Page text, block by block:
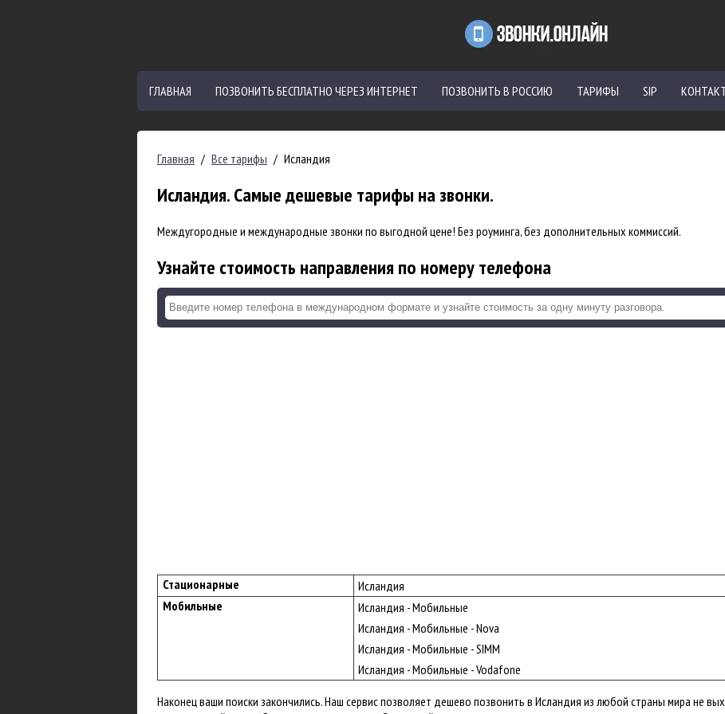
ГЛАВНАЯ ПОЗВОНИТЬ БЕСПЛАТНО ЧЕРЕЗ ИНТЕРНЕТ ПОЗВОНИТЬ В РОССИЮ ТАРИФЫ SIP
Главная / Все тарифы / Исландия
Исландия. Самые дешевые тарифы на звонки.
Междугородные и международные звонки по выгодной цене! Без роуминга, без дополнительных коммиссий.
Узнайте стоимость направления по номеру телефона
Стационарные Исландия
Мобильные
Исландия - Мобильные
Исландия - Мобильные - Nova
Исландия - Мобильные - SIMM
Исландия - Мобильные - Vodafone
Наконец ваши поиски закончились. Наш сервис позволяет дешево позвонить в Исландия из любой страны мира не